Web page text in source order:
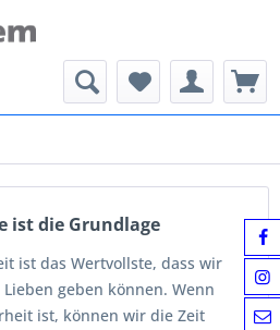
ist die Grundlage
ist das Wertvollste, dass wir
geben können. Wenn
ist, können wir die Zeit